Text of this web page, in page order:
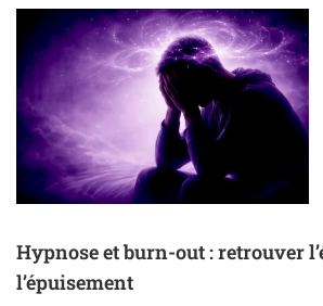
Hypnose et burn-out : retrouver
l’épuisement